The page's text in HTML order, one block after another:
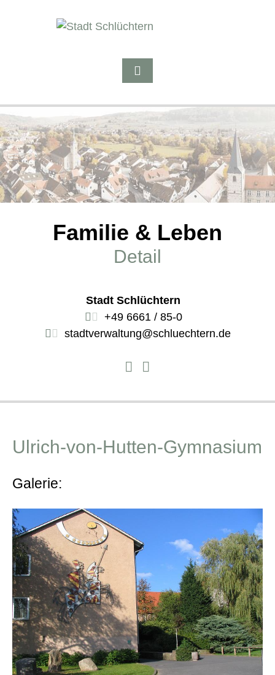
Familie & Leben
Detail
Stadt Schlüchtern
+49 6661 / 85-0
stadtverwaltung@schluechtern.de
Ulrich-von-Hutten-Gymnasium
Galerie: